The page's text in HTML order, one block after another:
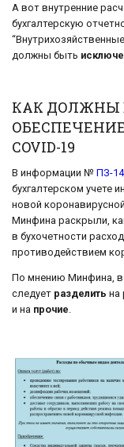
А вот внутренние
бухгалтерскую
должны быть
КАК ДОЛЖНЫ
COVID-19
В информации № ПЗ-
бухгалтерском учете
новой
Минфина раскрыли,
в бухочетности
противодействием
По мнению Минфина,
следует разделить на
и на прочие.